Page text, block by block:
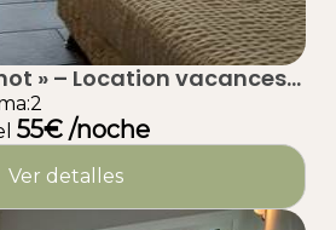
» – Location vacances
(Lanton) – Bassin
d’Arcachon
55€ /noche
Ver detalles